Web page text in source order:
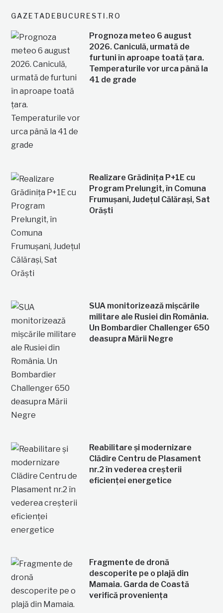
GAZETADEBUCURESTI.RO
Prognoza meteo 6 august
2026. Caniculă, urmată de
furtuni în aproape toată țara.
Temperaturile vor urca până la
41 de grade
Realizare Grădinița P+1E cu
Program Prelungit, în Comuna
Frumușani, Județul Călărași, Sat
Orăști
SUA monitorizează mișcările
militare ale Rusiei din România.
Un Bombardier Challenger 650
deasupra Mării Negre
Reabilitare și modernizare
Clădire Centru de Plasament
nr.2 în vederea creșterii
eficienței energetice
Fragmente de dronă
descoperite pe o plajă din
Mamaia. Garda de Coastă
verifică proveniența